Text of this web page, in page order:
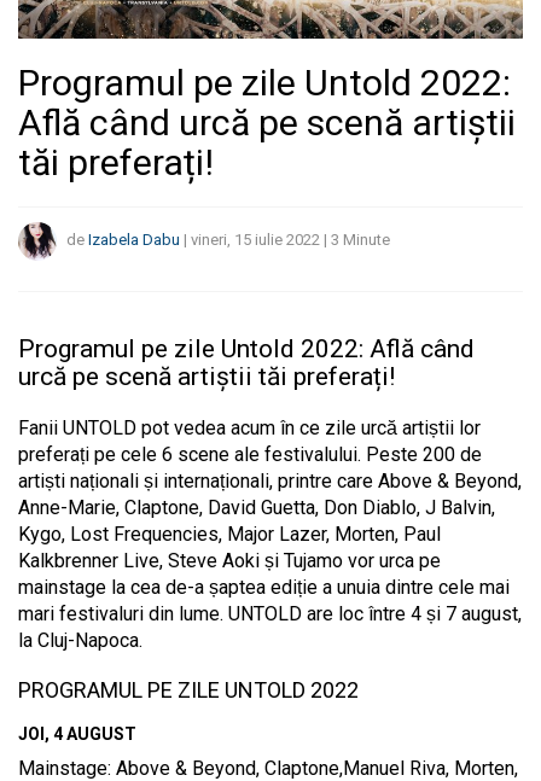
Programul pe zile Untold 2022:
Află când urcă pe scenă artiștii
tăi preferați!
de Izabela Dabu | vineri, 15 iulie 2022 | 3 Minute
Programul pe zile Untold 2022: Află când
urcă pe scenă artiștii tăi preferați!
Fanii UNTOLD pot vedea acum în ce zile urcă artiștii lor
preferați pe cele 6 scene ale festivalului. Peste 200 de
artiști naționali și internaționali, printre care Above & Beyond,
Anne-Marie, Claptone, David Guetta, Don Diablo, J Balvin,
Kygo, Lost Frequencies, Major Lazer, Morten, Paul
Kalkbrenner Live, Steve Aoki și Tujamo vor urca pe
mainstage la cea de-a șaptea ediție a unuia dintre cele mai
mari festivaluri din lume. UNTOLD are loc între 4 și 7 august,
la Cluj-Napoca.
PROGRAMUL PE ZILE UNTOLD 2022
JOI, 4 AUGUST
Mainstage: Above & Beyond, Claptone,Manuel Riva, Morten,